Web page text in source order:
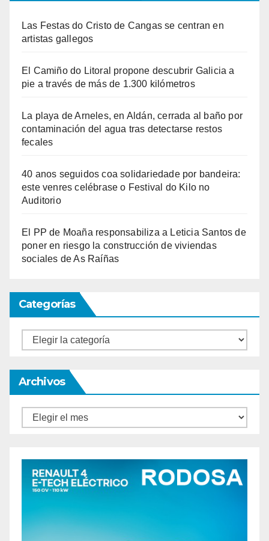
Las Festas do Cristo de Cangas se centran en
artistas gallegos
El Camiño do Litoral propone descubrir Galicia a
pie a través de más de 1.300 kilómetros
La playa de Arneles, en Aldán, cerrada al baño por
contaminación del agua tras detectarse restos
fecales
40 anos seguidos coa solidariedade por bandeira:
este venres celébrase o Festival do Kilo no
Auditorio
El PP de Moaña responsabiliza a Leticia Santos de
poner en riesgo la construcción de viviendas
sociales de As Raíñas
Categorías
Categorías
Archivos
Archivos